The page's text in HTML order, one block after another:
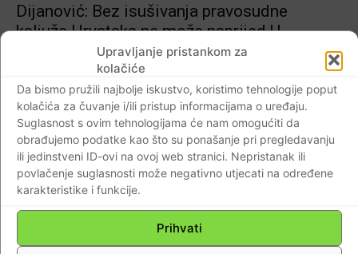
Upravljanje pristankom za
kolačiće
Da bismo pružili najbolje iskustvo, koristimo tehnologije poput
kolačića za čuvanje i/ili pristup informacijama o uređaju.
Suglasnost s ovim tehnologijama će nam omogućiti da
obrađujemo podatke kao što su ponašanje pri pregledavanju
ili jedinstveni ID-ovi na ovoj web stranici. Nepristanak ili
povlačenje suglasnosti može negativno utjecati na određene
karakteristike i funkcije.
Prihvati
Dijanović: Bez isušivanja pravosudne
kaljuže Hrvatska ne može naprijed.U
Hrvatskoj nikada nije izvršena lustracija
bivših kriminalnih komunističkih kadrova pa
je iluzorno očekivati da smo mogli dobiti
išta drugo nego ono što danas gledamo…
Braniteljski portal 17.10.2022